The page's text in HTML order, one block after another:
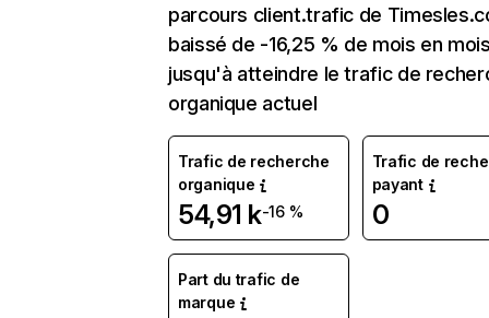
parcours client.trafic de
baissé de -16,25 % de mois en
jusqu'à atteindre le trafic de
organique actuel
Trafic de recherche
organique
54,91 k-16 %
Trafic de
payant
0
Part du trafic de
marque